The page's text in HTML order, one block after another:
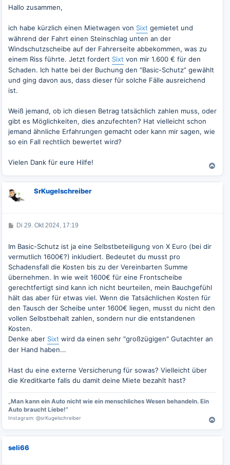
t
r
g
Hallo zusammen,
ich habe kürzlich einen Mietwagen von Sixt gemietet und
während der Fahrt einen Steinschlag unten an der
Windschutzscheibe auf der Fahrerseite abbekommen, was zu
einem Riss führte. Jetzt fordert Sixt von mir 1.600 € für den
Schaden. Ich hatte bei der Buchung den “Basic-Schutz” gewählt
und ging davon aus, dass dieser für solche Fälle ausreichend
ist.
Weiß jemand, ob ich diesen Betrag tatsächlich zahlen muss, oder
gibt es Möglichkeiten, dies anzufechten? Hat vielleicht schon
jemand ähnliche Erfahrungen gemacht oder kann mir sagen, wie
so ein Fall rechtlich bewertet wird?
Vielen Dank für eure Hilfe!
N
a
SrKugelschreiber
B
t
a
g
Di 29. Okt 2024, 17:19
Im Basic-Schutz ist ja eine Selbstbeteiligung von X Euro (bei dir
vermutlich 1600€?) inkludiert. Bedeutet du musst pro
Schadensfall die Kosten bis zu der Vereinbarten Summe
übernehmen. In wie weit 1600€ für eine Frontscheibe
gerechtfertigt sind kann ich nicht beurteilen, mein Bauchgefühl
hält das aber für etwas viel. Wenn die Tatsächlichen Kosten für
den Tausch der Scheibe unter 1600€ liegen, musst du nicht den
vollen Selbstbehalt zahlen, sondern nur die entstandenen
Kosten.
Denke aber Sixt wird da einen sehr "großzügigen" Gutachter an
der Hand haben...
Hast du eine externe Versicherung für sowas? Vielleicht über
die Kreditkarte falls du damit deine Miete bezahlt hast?
„Man kann ein Auto nicht wie ein menschliches Wesen behandeln. Ein
Auto braucht Liebe!“
Instagram: @srKugelschreiber
N
a
seli66